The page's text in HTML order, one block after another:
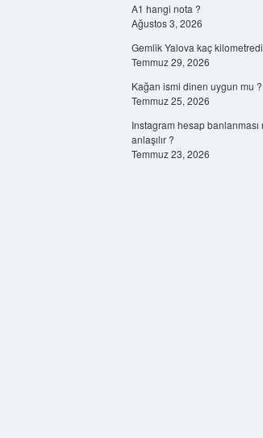
A1 hangi nota ?
Ağustos 3, 2026
Gemlik Yalova kaç
Temmuz 29, 2026
Kağan ismi dinen uygun mu ?
Temmuz 25, 2026
Instagram hesap banlanması
anlaşılır ?
Temmuz 23, 2026